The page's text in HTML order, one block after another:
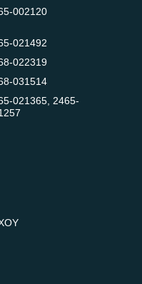
002120
021492
022319
031514
021365, 2465-